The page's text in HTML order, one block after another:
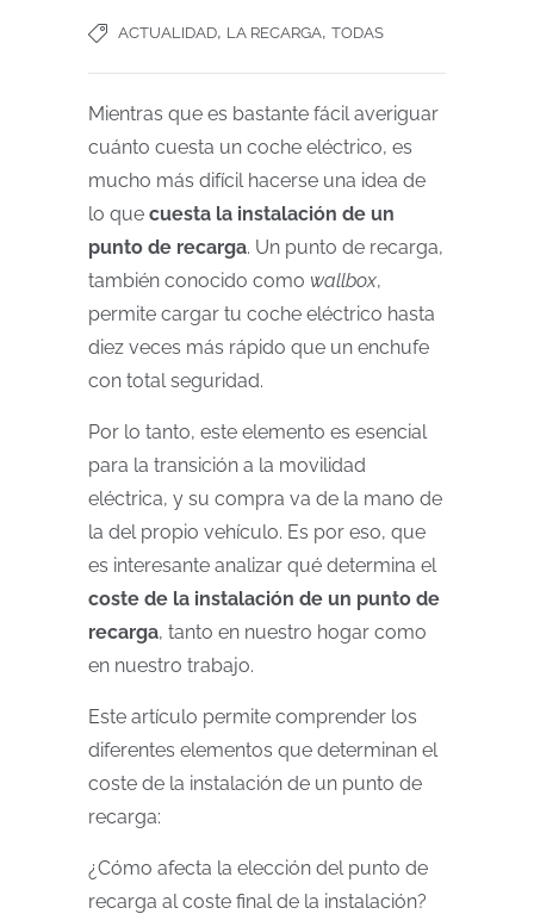
ACTUALIDAD, LA RECARGA, TODAS
Mientras que es bastante fácil averiguar
cuánto cuesta un coche eléctrico, es
mucho más difícil hacerse una idea de
lo que cuesta la instalación de un
punto de recarga. Un punto de recarga,
también conocido como wallbox,
permite cargar tu coche eléctrico hasta
diez veces más rápido que un enchufe
con total seguridad.
Por lo tanto, este elemento es esencial
para la transición a la movilidad
eléctrica, y su compra va de la mano de
la del propio vehículo. Es por eso, que
es interesante analizar qué determina el
coste de la instalación de un punto de
recarga, tanto en nuestro hogar como
en nuestro trabajo.
Este artículo permite comprender los
diferentes elementos que determinan el
coste de la instalación de un punto de
recarga:
¿Cómo afecta la elección del punto de
recarga al coste final de la instalación?